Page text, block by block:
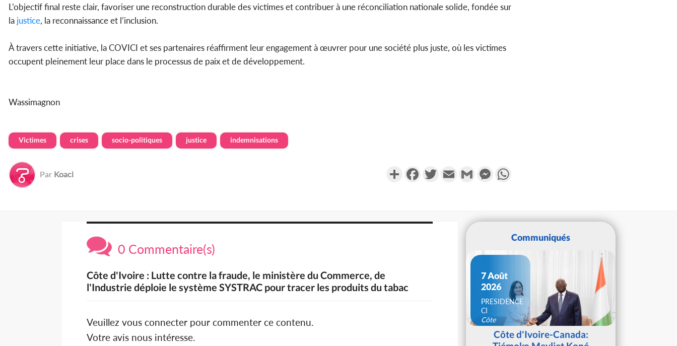
L’objectif final reste clair, favoriser une reconstruction durable des victimes et contribuer à une réconciliation nationale solide, fondée sur
la justice, la reconnaissance et l’inclusion.
À travers cette initiative, la COVICI et ses partenaires réaffirment leur engagement à œuvrer pour une société plus juste, où les victimes
occupent pleinement leur place dans le processus de paix et de développement.
Wassimagnon
Victimes crises socio-politiques justice indemnisations
Par Koaci PartagerFacebookTwitterEmail Gmail Messenger
0 Commentaire(s)
Côte d'Ivoire : Lutte contre la fraude, le ministère du Commerce, de
l'Industrie déploie le système SYSTRAC pour tracer les produits du tabac
Veuillez vous connecter pour commenter ce contenu.
Votre avis nous intéresse.
Communiqués
7 Août
2026
PRESIDENCE
CI
Côte
d'IvoireCôte d'Ivoire-Canada: